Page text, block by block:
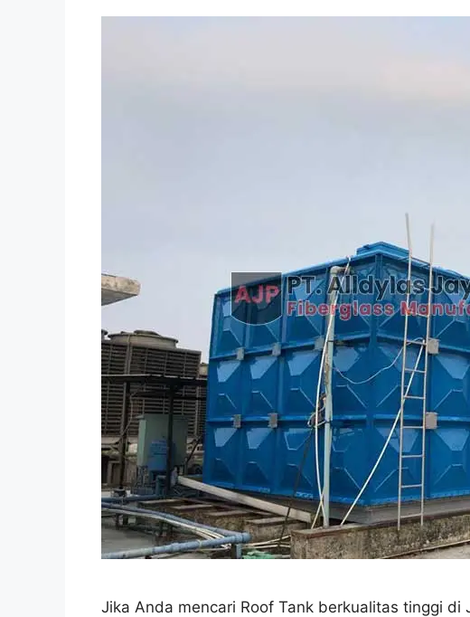
Jika Anda mencari Roof Tank berkualitas tinggi